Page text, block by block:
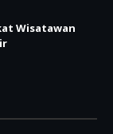
Wisatawan